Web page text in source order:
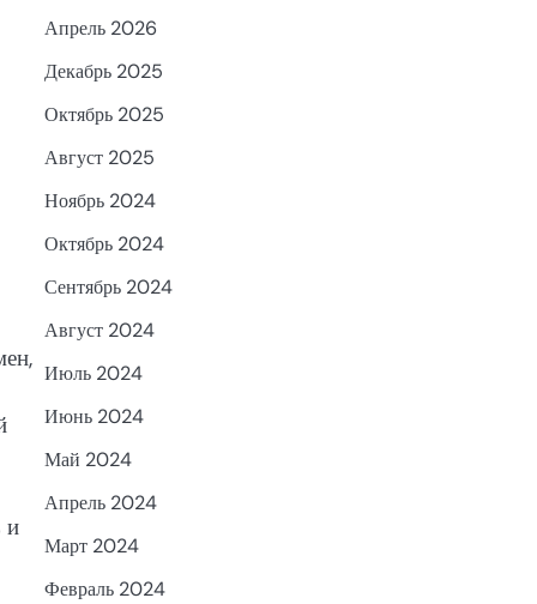
и
Апрель 2026
Декабрь 2025
Октябрь 2025
Август 2025
Ноябрь 2024
Октябрь 2024
Сентябрь 2024
Август 2024
Июль 2024
Июнь 2024
Май 2024
Апрель 2024
Март 2024
Февраль 2024